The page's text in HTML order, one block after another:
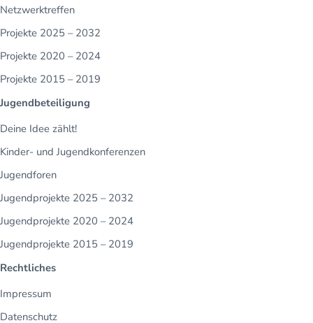
Netzwerktreffen
Projekte 2025 – 2032
Projekte 2020 – 2024
Projekte 2015 – 2019
Jugendbeteiligung
Deine Idee zählt!
Kinder- und Jugendkonferenzen
Jugendforen
Jugendprojekte 2025 – 2032
Jugendprojekte 2020 – 2024
Jugendprojekte 2015 – 2019
Rechtliches
Impressum
Datenschutz